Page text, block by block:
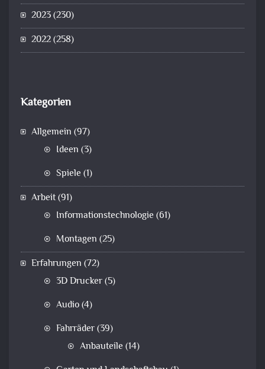
2023(230)
2022(258)
Kategorien
Allgemein (97)
Ideen (3)
Spiele (1)
Arbeit(91)
Informationstechnologie (61)
Montagen (25)
Erfahrungen (72)
3D Drucker(5)
Audio(4)
Fahrräder(39)
Anbauteile (14)